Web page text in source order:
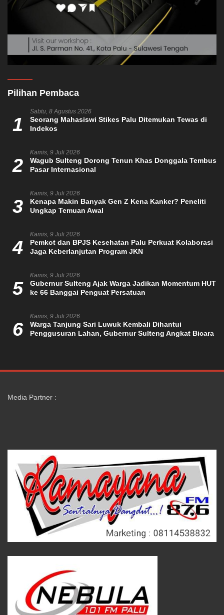
Pilihan Pembaca
1
Sabtu, 8 Agustus 2026
Seorang Mahasiswi Stikes Palu Ditemukan Tewas di
Indekos
2
Kamis, 9 Juli 2026
Wagub Sulteng Dorong Tenun Khas Donggala Tembus
Pasar Internasional
3
Kamis, 9 Juli 2026
Kenapa Makin Banyak Gen Z Kena Kanker? Peneliti
Ungkap Temuan Awal
4
Kamis, 9 Juli 2026
Pemkot dan BPJS Kesehatan Palu Perkuat Kolaborasi
Jaga Keberlanjutan Program JKN
5
Kamis, 9 Juli 2026
Gubernur Sulteng Ajak Warga Jadikan Momentum HUT
ke 66 Banggai Penguat Persatuan
6
Kamis, 9 Juli 2026
Warga Tanjung Sari Luwuk Kembali Dihantui
Penggusuran Lahan, Gubernur Sulteng Angkat Bicara
Media Partner :